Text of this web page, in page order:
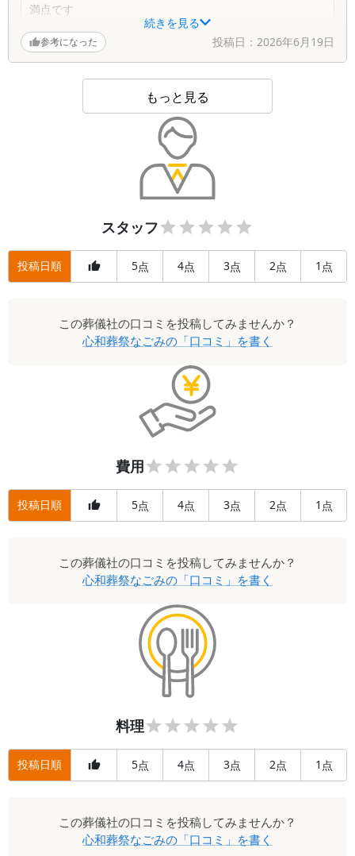
続きを見る
満点です
和やかにできてとてもありがたかった
よく気がついて細やかな心遣いをしていただいた
参考になった 投稿日： 2026年6月19日
もっと見る
スタッフ
投稿日順 5点 4点 3点 2点 1 点
この葬儀社の口コミを投稿してみませんか？
心和葬祭なごみの「口コミ」を書く
費用
投稿日順 5点 4点 3点 2点 1 点
この葬儀社の口コミを投稿してみませんか？
心和葬祭なごみの「口コミ」を書く
料理
投稿日順 5点 4点 3点 2点 1 点
この葬儀社の口コミを投稿してみませんか？
心和葬祭なごみの「口コミ」を書く